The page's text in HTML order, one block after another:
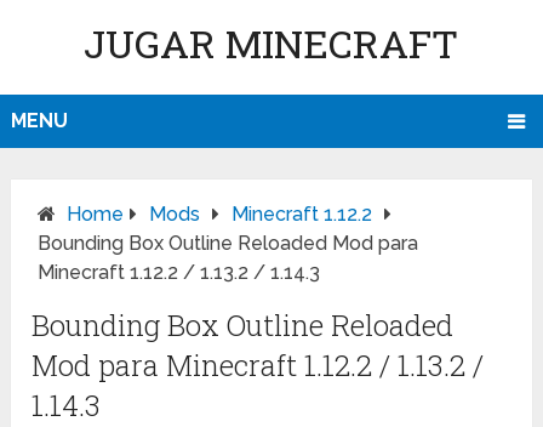
JUGAR MINECRAFT
MENU
Home Mods
Minecraft 1.12.2
Bounding Box Outline Reloaded Mod para
Minecraft 1.12.2 / 1.13.2 / 1.14.3
Bounding Box Outline Reloaded
Mod para Minecraft 1.12.2 / 1.13.2 /
1.14.3